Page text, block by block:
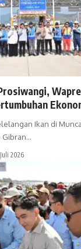
Ikan di
Gibran…
2026